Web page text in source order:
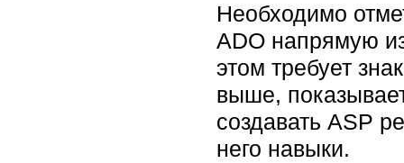
Необходимо
ADO напрямую
этом требует
выше,
создавать ASP
него навыки.